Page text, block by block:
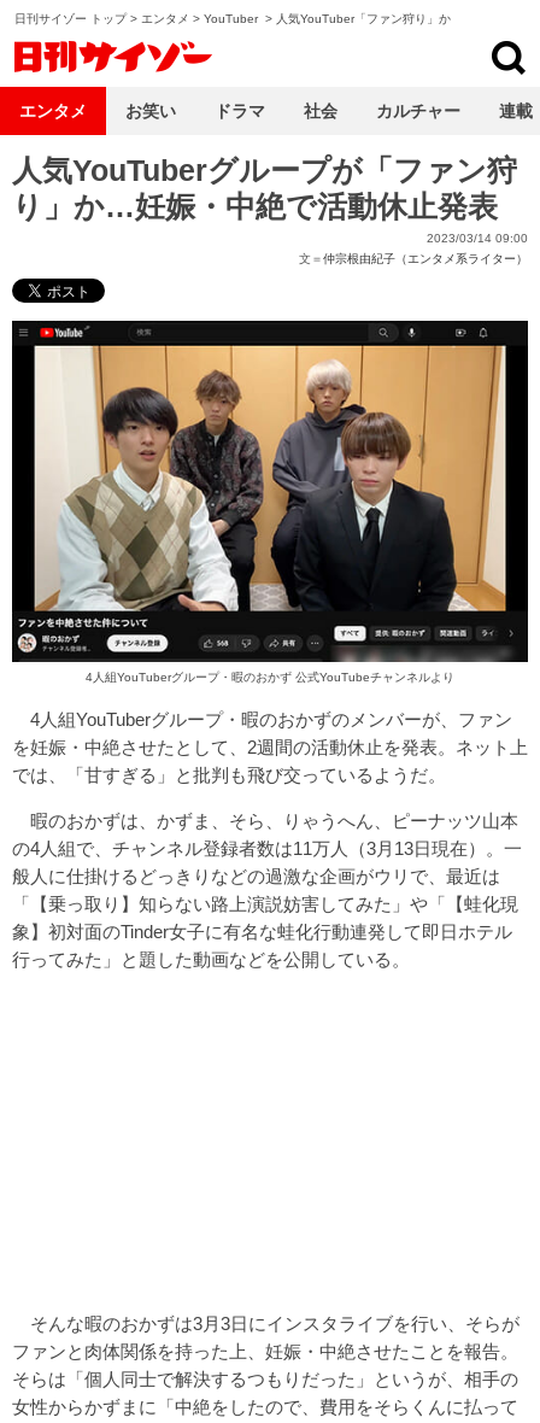
日刊サイゾー トップ> エンタメ > YouTuber > 人気YouTuber「ファン狩り」か
人気YouTuberグループが「ファン狩
り」か…妊娠・中絶で活動休止発表
2023/03/14 09:00
文＝仲宗根由紀子（エンタメ系ライター）
4人組YouTuberグループ・暇のおかず 公式YouTubeチャンネルより
4人組YouTuberグループ・暇のおかずのメンバーが、ファン
を妊娠・中絶させたとして、2週間の活動休止を発表。ネット上
では、「甘すぎる」と批判も飛び交っているようだ。
暇のおかずは、かずま、そら、りゃうへん、ピーナッツ山本
の4人組で、チャンネル登録者数は11万人（3月13日現在）。一
般人に仕掛けるどっきりなどの過激な企画がウリで、最近は
「【乗っ取り】知らない路上演説妨害してみた」や「【蛙化現
象】初対面のTinder女子に有名な蛙化行動連発して即日ホテル
行ってみた」と題した動画などを公開している。
そんな暇のおかずは3月3日にインスタライブを行い、そらが
ファンと肉体関係を持った上、妊娠・中絶させたことを報告。
そらは「個人同士で解決するつもりだった」というが、相手の
女性からかずまに「中絶をしたので、費用をそらくんに払って
エンタメ お笑い ドラマ 社会 カルチャー 連載